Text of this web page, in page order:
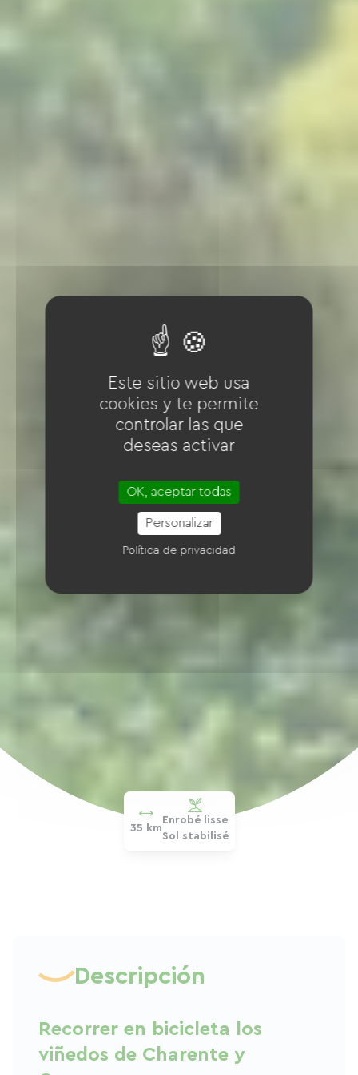
35 km
Enrobé lisse
Sol stabilisé
Descripción
Recorrer en bicicleta los
viñedos de Charente y
Este sitio web usa
cookies y te permite
controlar las que
deseas activar
OK, aceptar todas
Personalizar
Política de privacidad